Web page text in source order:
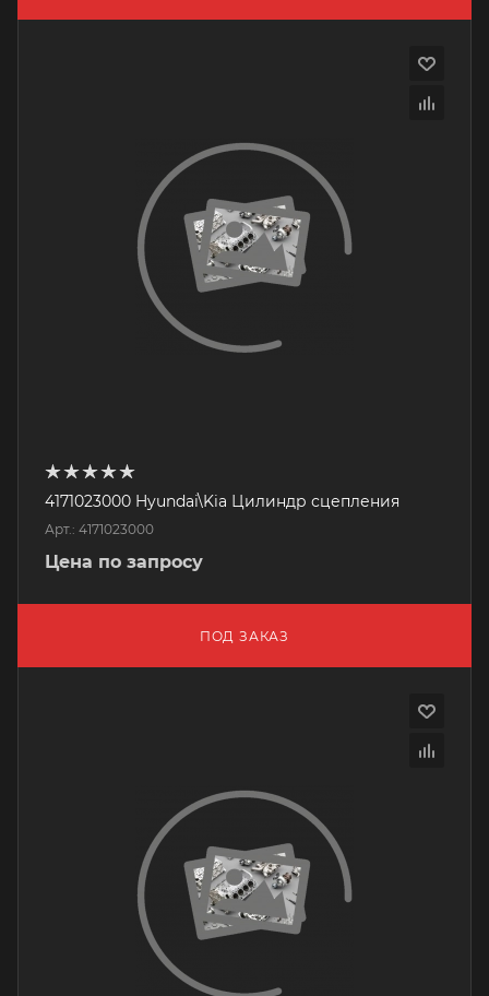
4171023000 Hyundai\Kia Цилиндр сцепления
Арт.: 4171023000
Цена по запросу
ПОД ЗАКАЗ